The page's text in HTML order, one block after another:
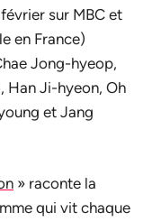
sur MBC et
en France)
Jong-hyeop,
Han Ji-hyeon, Oh
et Jang
» raconte la
qui vit chaque